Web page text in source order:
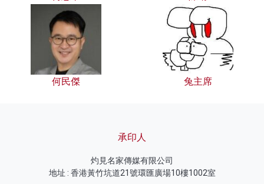
何民傑 兔主席
承印人
灼見名家傳媒有限公司
地址 : 香港黃竹坑道21號環匯廣場10樓1002室